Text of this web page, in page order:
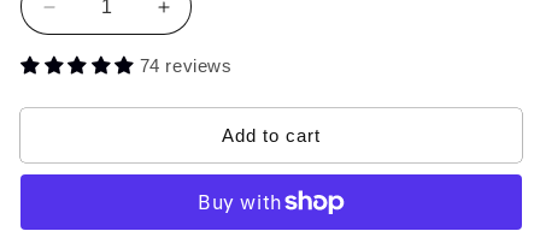
Decrease
quantity
for
Trio
Increase
quantity
for
Makeup
Trio
74 reviews
Add to cart